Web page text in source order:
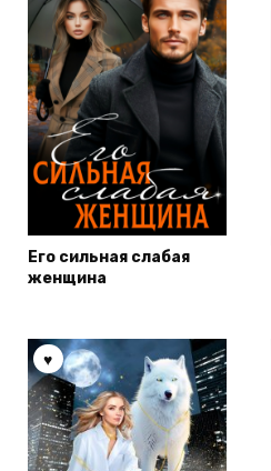
Его сильная слабая
женщина